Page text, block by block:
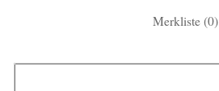
Merkliste (0)